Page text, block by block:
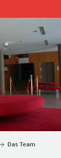
Das Team